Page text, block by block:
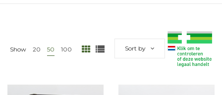
Show 20 50 100 Sort by